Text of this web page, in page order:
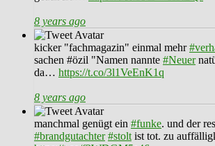
8 years ago
kicker "fachmagazin" einmal mehr
sachen #özil "Namen nannte #Neuer
da… https://t.co/3l1VeEnK1q
8 years ago
manchmal genügt ein #funke. und der
#brandgutachter #stolt ist tot. zu